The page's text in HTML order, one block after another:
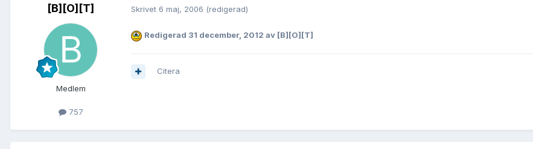
[B][O][T]
Medlem
757
Skrivet 6 maj, 2006 (redigerad)
Redigerad 31 december, 2012 av [B][O][T]
Citera